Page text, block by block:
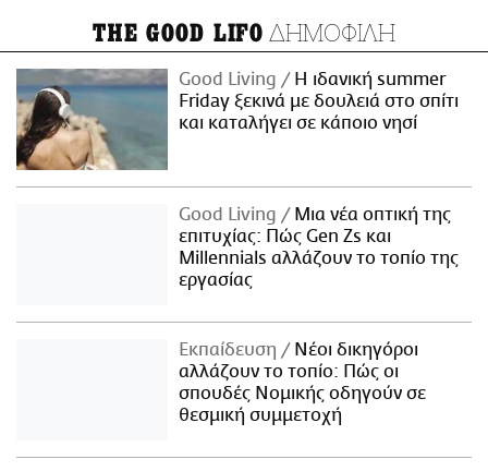
THE GOOD LIFO ΔΗΜΟΦΙΛΗ
Good Living
Η ιδανική summer
Friday ξεκινά με δουλειά στο σπίτι
και καταλήγει σε κάποιο νησί
Good Living
Μια νέα οπτική της
επιτυχίας: Πώς Gen Zs και
Millennials αλλάζουν το τοπίο της
εργασίας
Εκπαίδευση
Νέοι δικηγόροι
αλλάζουν το τοπίο: Πώς οι
σπουδές Νομικής οδηγούν σε
θεσμική συμμετοχή